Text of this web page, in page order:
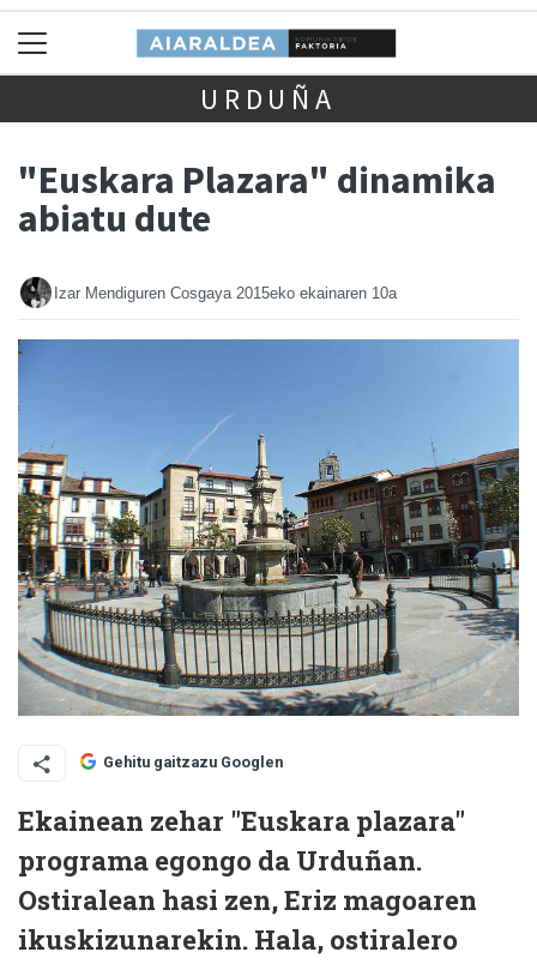
URDUÑA
"Euskara Plazara" dinamika
abiatu dute
Izar Mendiguren Cosgaya 2015eko ekainaren 10a
Gehitu gaitzazu Googlen
Ekainean zehar "Euskara plazara"
programa egongo da Urduñan.
Ostiralean hasi zen, Eriz magoaren
ikuskizunarekin. Hala, ostiralero